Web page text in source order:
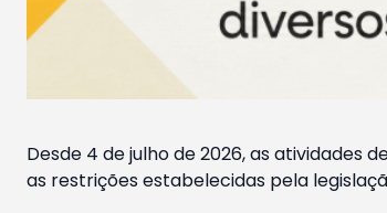
Desde 4 de julho de 2026, as atividades
as restrições estabelecidas pela